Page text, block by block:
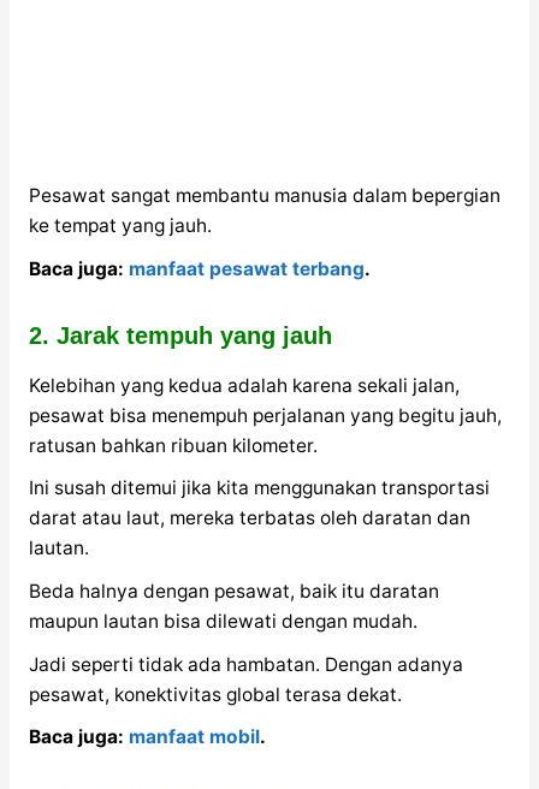
Pesawat sangat membantu manusia dalam bepergian
ke tempat yang jauh.
Baca juga: manfaat pesawat terbang.
2. Jarak tempuh yang jauh
Kelebihan yang kedua adalah karena sekali jalan,
pesawat bisa menempuh perjalanan yang begitu jauh,
ratusan bahkan ribuan kilometer.
Ini susah ditemui jika kita menggunakan transportasi
darat atau laut, mereka terbatas oleh daratan dan
lautan.
Beda halnya dengan pesawat, baik itu daratan
maupun lautan bisa dilewati dengan mudah.
Jadi seperti tidak ada hambatan. Dengan adanya
pesawat, konektivitas global terasa dekat.
Baca juga: manfaat mobil.